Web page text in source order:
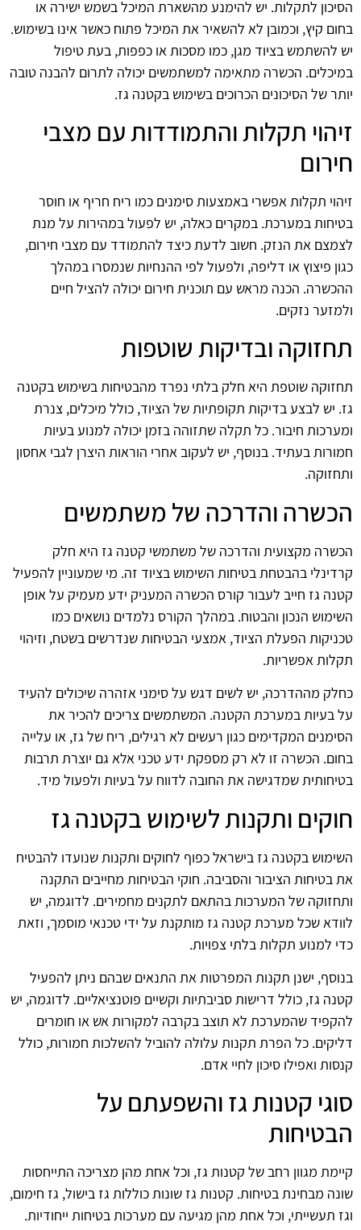
הסיכון לתקלות. יש להימנע מהשארת המיכל בשמש ישירה או
בחום קיץ, וכמובן לא להשאיר את המיכל פתוח כאשר אינו בשימוש.
יש להשתמש בציוד מגן, כמו מסכות או כפפות, בעת טיפול
במיכלים. הכשרה מתאימה למשתמשים יכולה לתרום להבנה טובה
יותר של הסיכונים הכרוכים בשימוש בקטנה גז.
זיהוי תקלות והתמודדות עם מצבי
חירום
זיהוי תקלות אפשרי באמצעות סימנים כמו ריח חריף או חוסר
בטיחות במערכת. במקרים כאלה, יש לפעול במהירות על מנת
לצמצם את הנזק. חשוב לדעת כיצד להתמודד עם מצבי חירום,
כגון פיצוץ או דליפה, ולפעול לפי ההנחיות שנמסרו במהלך
ההכשרה. הכנה מראש עם תוכנית חירום יכולה להציל חיים
ולמזער נזקים.
תחזוקה ובדיקות שוטפות
תחזוקה שוטפת היא חלק בלתי נפרד מהבטיחות בשימוש בקטנה
גז. יש לבצע בדיקות תקופתיות של הציוד, כולל מיכלים, צנרת
ומערכות חיבור. כל תקלה שתזוהה בזמן יכולה למנוע בעיות
חמורות בעתיד. בנוסף, יש לעקוב אחרי הוראות היצרן לגבי אחסון
ותחזוקה.
הכשרה והדרכה של משתמשים
הכשרה מקצועית והדרכה של משתמשי קטנה גז היא חלק
קרדינלי בהבטחת בטיחות השימוש בציוד זה. מי שמעוניין להפעיל
קטנה גז חייב לעבור קורס הכשרה המעניק ידע מעמיק על אופן
השימוש הנכון והבטוח. במהלך הקורס נלמדים נושאים כמו
טכניקות הפעלת הציוד, אמצעי הבטיחות שנדרשים בשטח, וזיהוי
תקלות אפשריות.
כחלק מההדרכה, יש לשים דגש על סימני אזהרה שיכולים להעיד
על בעיות במערכת הקטנה. המשתמשים צריכים להכיר את
הסימנים המקדימים כגון רעשים לא רגילים, ריח של גז, או עלייה
בחום. הכשרה זו לא רק מספקת ידע טכני אלא גם יוצרת תרבות
בטיחותית שמדגישה את החובה לדווח על בעיות ולפעול מיד.
חוקים ותקנות לשימוש בקטנה גז
השימוש בקטנה גז בישראל כפוף לחוקים ותקנות שנועדו להבטיח
את בטיחות הציבור והסביבה. חוקי הבטיחות מחייבים התקנה
ותחזוקה של המערכות בהתאם לתקנים מחמירים. לדוגמה, יש
לוודא שכל מערכת קטנה גז מותקנת על ידי טכנאי מוסמך, וזאת
כדי למנוע תקלות בלתי צפויות.
בנוסף, ישנן תקנות המפרטות את התנאים שבהם ניתן להפעיל
קטנה גז, כולל דרישות סביבתיות וקשיים פוטנציאליים. לדוגמה, יש
להקפיד שהמערכת לא תוצב בקרבה למקורות אש או חומרים
דליקים. כל הפרת תקנות עלולה להוביל להשלכות חמורות, כולל
קנסות ואפילו סיכון לחיי אדם.
סוגי קטנות גז והשפעתם על
הבטיחות
קיימת מגוון רחב של קטנות גז, וכל אחת מהן מצריכה התייחסות
שונה מבחינת בטיחות. קטנות גז שונות כוללות גז בישול, גז חימום,
וגז תעשייתי, וכל אחת מהן מגיעה עם מערכות בטיחות ייחודיות.